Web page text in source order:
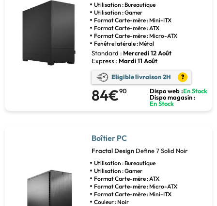
Utilisation : Bureautique
Utilisation : Gamer
Format Carte-mère : Mini-ITX
Format Carte-mère : ATX
Format Carte-mère : Micro-ATX
Fenêtre latérale : Métal
Standard : Mercredi 12 Août
Express : Mardi 11 Août
Eligible livraison 2H ?
84€90 Dispo web :En Stock
Dispo magasin :
En Stock
Boîtier PC
Fractal Design Define 7 Solid Noir
Utilisation : Bureautique
Utilisation : Gamer
Format Carte-mère : ATX
Format Carte-mère : Micro-ATX
Format Carte-mère : Mini-ITX
Couleur : Noir